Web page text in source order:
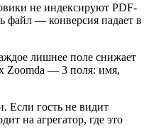
не индексируют PDF-
файл — конверсия падает в
лишнее поле снижает
Zoomda — 3 поля: имя,
Если гость не видит
на агрегатор, где это